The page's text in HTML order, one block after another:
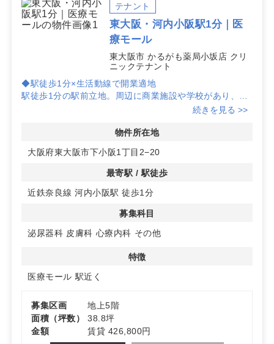
テナント
東大阪・河内小阪駅1分｜医
療モール
東大阪市 かるがも薬局小坂店 クリ
ニックテナント
◆駅徒歩1分×生活動線で開業適地
駅徒歩1分の駅前立地。周辺に商業施設や学校があり、通
勤・通学・買い物の動線に乗るため、幅広い年代への集患
◆医療モール内でシナジーを創出
まれやすく、科目間連携による受診導線づくりにも取り組
同一フロアで複数区画を募集。科目や診療規模に合わせた
です。詳細はお問い合わせください。
続きを見る >>
物件所在地
大阪府東大阪市下小阪1丁目2−20
最寄駅 / 駅徒歩
近鉄奈良線 河内小阪駅 徒歩1分
募集科目
泌尿器科 皮膚科 心療内科 その他
特徴
医療モール 駅近く
募集区画
地上5階
面積（坪数）
38.8坪
金額
賃貸 426,800円